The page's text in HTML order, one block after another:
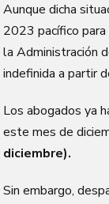
Aunque dicha
2023 pacífico
la Administración
indefinida a partir
Los abogados ya
este mes de
diciembre).
Sin embargo,